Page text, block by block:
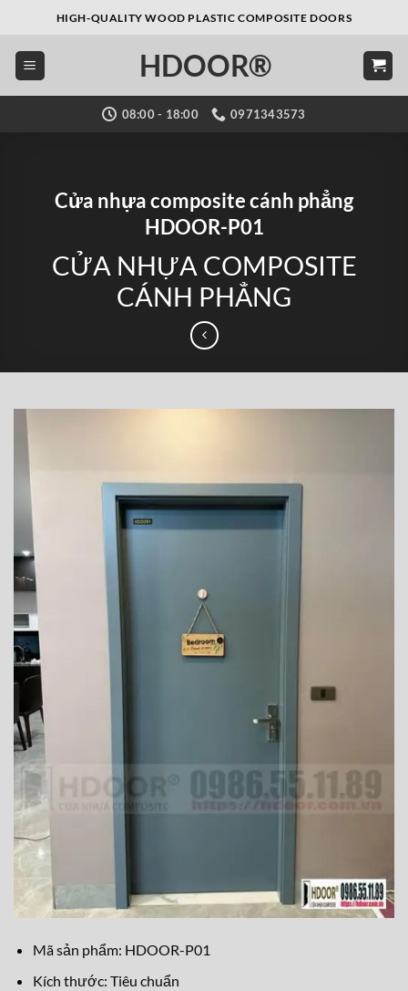
nội
dung
HIGH-QUALITY WOOD PLASTIC COMPOSITE DOORS
HDOOR®
08:00 - 18:00 0971343573
Cửa nhựa composite cánh phẳng
HDOOR-P01
CỬA NHỰA COMPOSITE
CÁNH PHẲNG
Mã sản phẩm: HDOOR-P01
Kích thước: Tiêu chuẩn